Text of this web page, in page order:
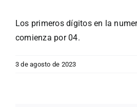
Los primeros dígitos en la
comienza por 04.
3 de agosto de 2023